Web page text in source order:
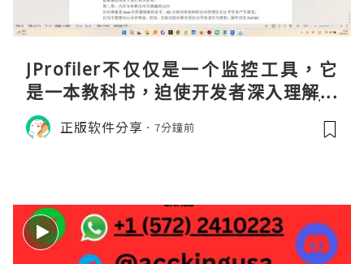
JProfiler不仅仅是一个监控工具，它
是一本教科书，迫使开发者深入理解JV
M的内存模型、垃圾回收机制和并发原
理。通过直观的可视化数据，它将抽象
正版软件分享 7分鐘前